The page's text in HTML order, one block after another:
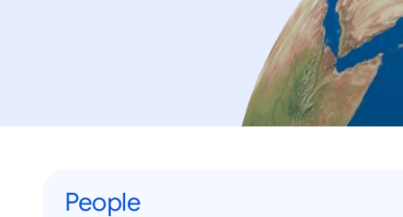
People